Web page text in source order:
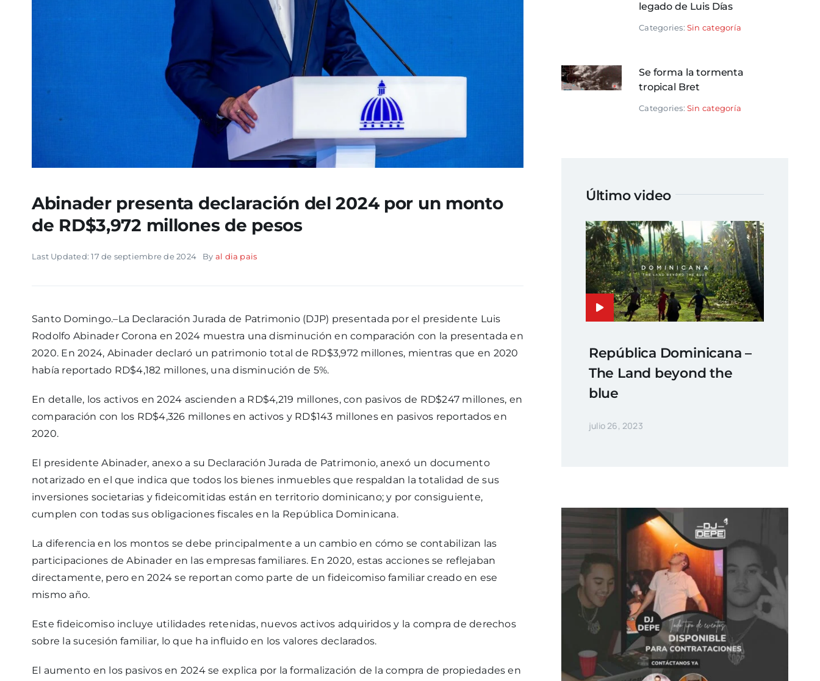
Abinader presenta declaración del 2024 por un monto
de RD$3,972 millones de pesos
Last Updated: 17 de septiembre de 2024 By al dia pais
Santo Domingo.–La Declaración Jurada de Patrimonio (DJP) presentada por el presidente Luis
Rodolfo Abinader Corona en 2024 muestra una disminución en comparación con la presentada en
2020. En 2024, Abinader declaró un patrimonio total de RD$3,972 millones, mientras que en 2020
había reportado RD$4,182 millones, una disminución de 5%.
En detalle, los activos en 2024 ascienden a RD$4,219 millones, con pasivos de RD$247 millones, en
comparación con los RD$4,326 millones en activos y RD$143 millones en pasivos reportados en
2020.
El presidente Abinader, anexo a su Declaración Jurada de Patrimonio, anexó un documento
notarizado en el que indica que todos los bienes inmuebles que respaldan la totalidad de sus
inversiones societarias y fideicomitidas están en territorio dominicano; y por consiguiente,
cumplen con todas sus obligaciones fiscales en la República Dominicana.
La diferencia en los montos se debe principalmente a un cambio en cómo se contabilizan las
participaciones de Abinader en las empresas familiares. En 2020, estas acciones se reflejaban
directamente, pero en 2024 se reportan como parte de un fideicomiso familiar creado en ese
mismo año.
Este fideicomiso incluye utilidades retenidas, nuevos activos adquiridos y la compra de derechos
sobre la sucesión familiar, lo que ha influido en los valores declarados.
El aumento en los pasivos en 2024 se explica por la formalización de la compra de propiedades en
legado de Luis Días
Categories: Sin categoría
Se forma la tormenta
tropical Bret
Categories: Sin categoría
Último video
República Dominicana –
The Land beyond the
blue
julio 26, 2023